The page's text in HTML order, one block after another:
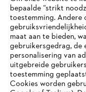
Bedrijf
STIHL FAQ
bepaalde “strikt
toestemming. Andere
maat aan te bieden,
gebruikersgedrag,
personalisering van
uitgebreide
toestemming
Cookies worden